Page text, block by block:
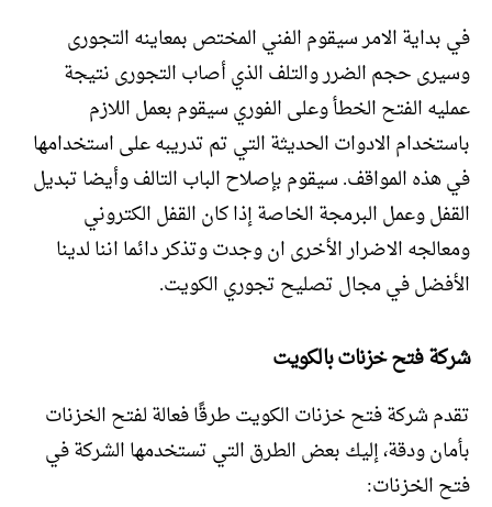
في بداية الامر سيقوم الفني المختص بمعاينه التجورى
وسيرى حجم الضرر والتلف الذي أصاب التجورى نتيجة
عمليه الفتح الخطأ وعلى الفوري سيقوم بعمل اللازم
باستخدام الادوات الحديثة التي تم تدريبه على استخدامها
في هذه المواقف. سيقوم بإصلاح الباب التالف وأيضا تبديل
القفل وعمل البرمجة الخاصة إذا كان القفل الكتروني
ومعالجه الاضرار الأخرى ان وجدت وتذكر دائما اننا لدينا
الأفضل في مجال تصليح تجوري الكويت.
شركة فتح خزنات بالكويت
تقدم شركة فتح خزنات الكويت طرقًا فعالة لفتح الخزنات
بأمان ودقة، إليك بعض الطرق التي تستخدمها الشركة في
فتح الخزنات: